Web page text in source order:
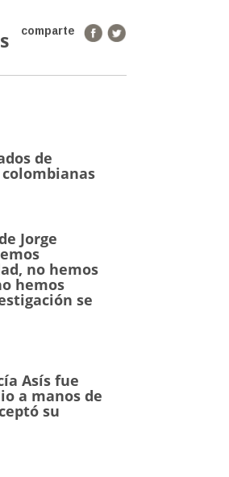
comparte
de
Jorge
no hemos
hemos
se
Asís fue
a manos de
su